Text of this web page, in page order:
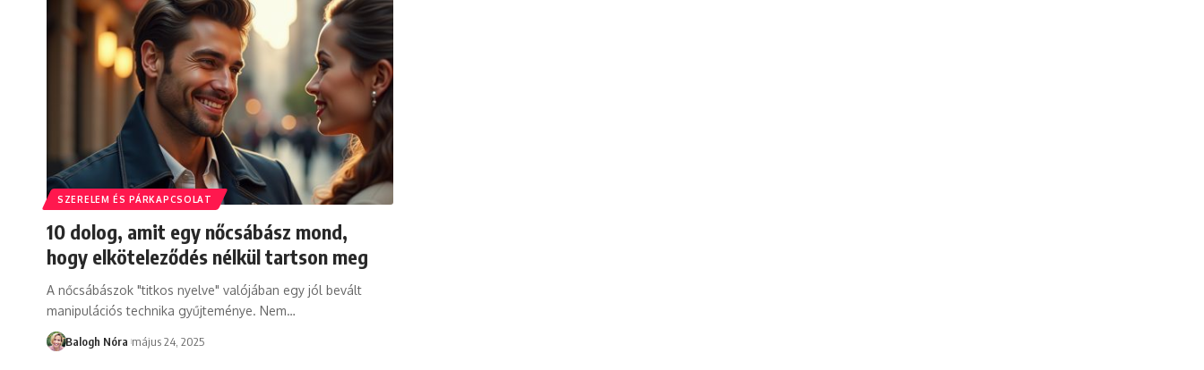
SZERELEM ÉS PÁRKAPCSOLAT
10 dolog, amit egy nőcsábász mond,
hogy elköteleződés nélkül tartson meg
A nőcsábászok "titkos nyelve" valójában egy jól bevált
manipulációs technika gyűjteménye. Nem…
Balogh Nóra május 24, 2025